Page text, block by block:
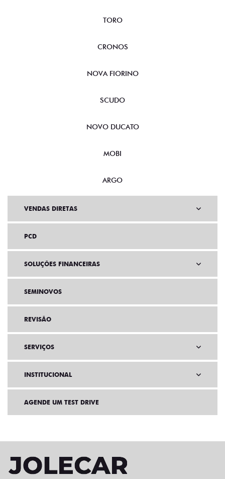
TORO
CRONOS
NOVA FIORINO
SCUDO
NOVO DUCATO
MOBI
ARGO
VENDAS DIRETAS
PCD
SOLUÇÕES FINANCEIRAS
SEMINOVOS
REVISÃO
SERVIÇOS
INSTITUCIONAL
AGENDE UM TEST DRIVE